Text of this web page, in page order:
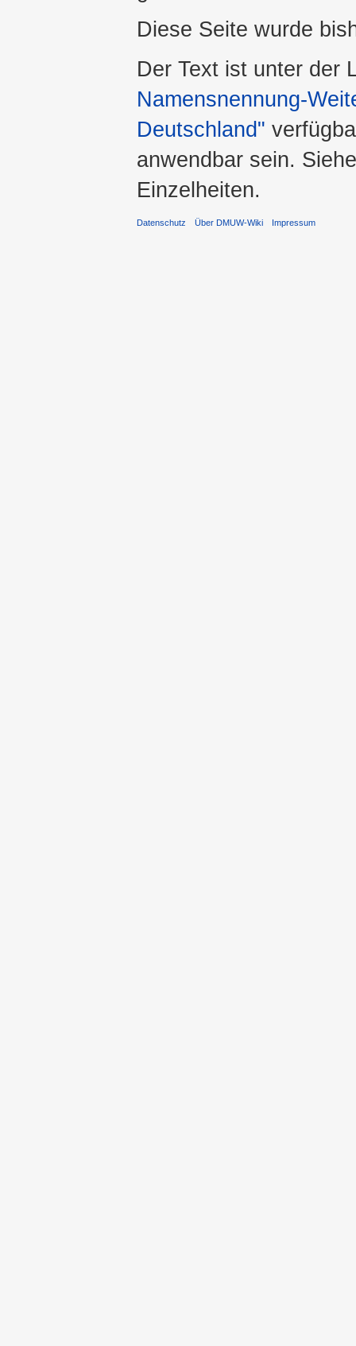
Diese Seite wurde
Der Text ist unter der
Namensnennung-
Deutschland"
anwendbar sein.
Einzelheiten.
Datenschutz Über DMUW-Wiki Impressum